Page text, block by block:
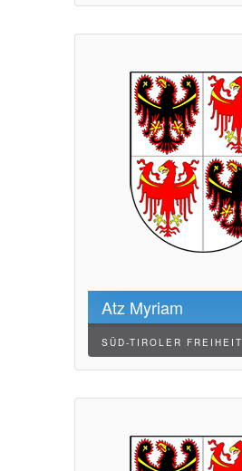
Atz Myriam
SÜD-TIROLER FREIHEIT